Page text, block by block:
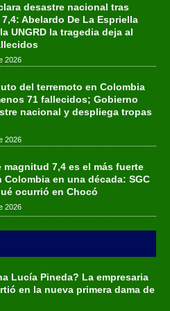
desastre nacional tras
Abelardo De La Espriella
UNGRD la tragedia deja al
2026
del terremoto en Colombia
71 fallecidos; Gobierno
nacional y despliega tropas
2026
magnitud 7,4 es el más fuerte
Colombia en una década: SGC
ocurrió en Chocó
2026
Lucía Pineda? La empresaria
en la nueva primera dama de